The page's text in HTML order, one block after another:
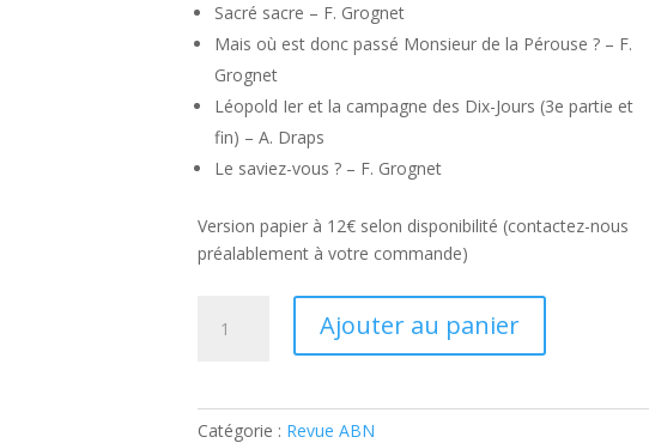
Sacré sacre – F. Grognet
Mais où est donc passé Monsieur de la Pérouse ? – F.
Grognet
Léopold Ier et la campagne des Dix-Jours (3e partie et
fin) – A. Draps
Le saviez-vous ? – F. Grognet
Version papier à 12€ selon disponibilité (contactez-nous
préalablement à votre commande)
Ajouter au panier
Catégorie : Revue ABN